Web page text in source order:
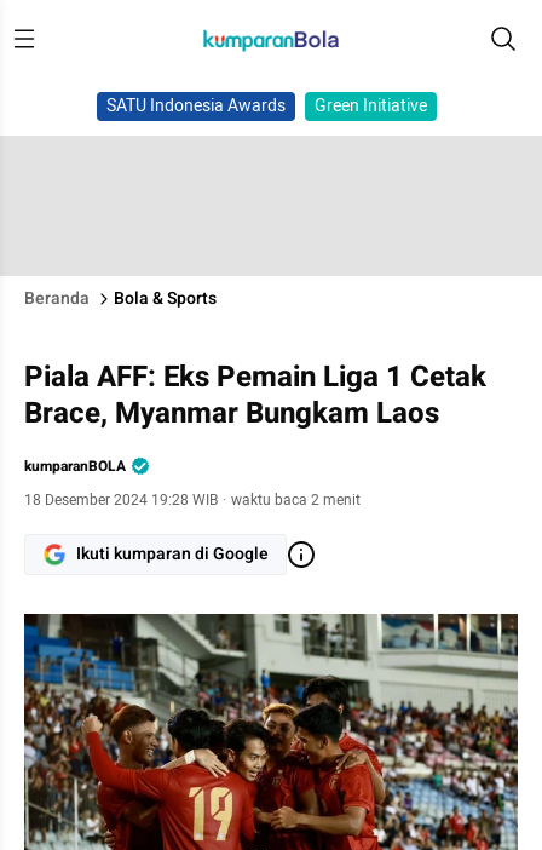
SATU Indonesia Awards Green Initiative
Beranda Bola & Sports
Piala AFF: Eks Pemain Liga 1 Cetak
Brace, Myanmar Bungkam Laos
kumparanBOLA
18 Desember 2024 19:28 WIB · waktu baca 2 menit
Ikuti kumparan di Google